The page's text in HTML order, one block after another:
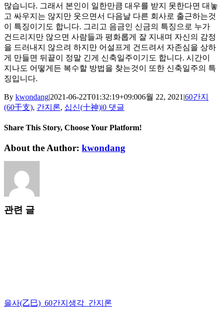
많습니다. 그래서 본인이 일한만큼 대우를 받지 못한다면 대놓
고 싸우지는 않지만 웃으면서 다음날 다른 회사로 출근하는것
이 특징이기도 합니다. 그리고 음금인 신금의 특징으로 누가
건드리지만 않으면 사람들과 평화롭게 잘 지내며 자신의 감정
을 드러내지 않으려 하지만 어설프게 건드려서 자존심을 상하
게 만들면 뒤끝이 정말 긴게 신축일주이기도 합니다. 시간이
지나도 어떻게든 복수할 방법을 찾는것이 또한 신축일주의 특
징입니다.
By kwondang|2021-06-22T01:32:19+09:006월 22, 2021 |60간지
(60干支), 간지론, 십신(十神)|0 댓글
Share This Story, Choose Your Platform!
Facebook
X
Reddit
LinkedIn
WhatsApp
Tumblr
Pinterest
Vk
Xing
이
About the Author: kwondang
관련 글
을사(乙巳)_60간지생각_간지론